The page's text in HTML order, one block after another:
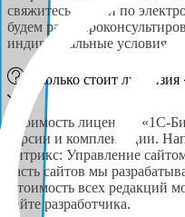
свяжитесь с нами по
будем рады
индивидуальные условия
Сколько стоит
Стоимость лицензии «1С-
версии и комплектации.
Битрикс: Управление
часть сайтов мы
Стоимость всех редакций
сайте разработчика.